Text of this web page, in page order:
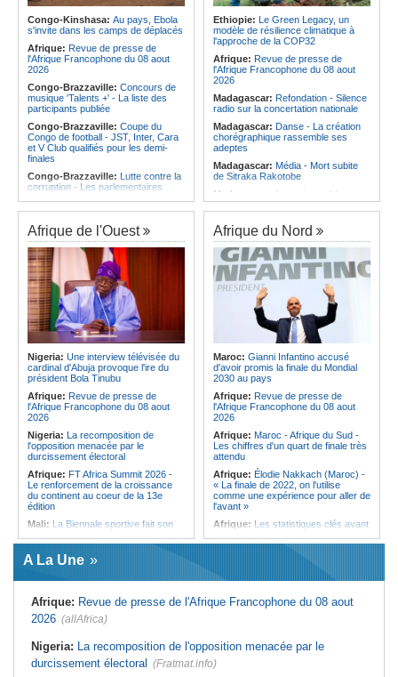
d'Ivoire et l'Algérie
Afrique:Le Maroc et l'Afrique du
Sud se retrouvent quatre ans après
la finale
Afrique:
Côte d'Ivoire - Algérie, un
membre de la Commission de
législation de l'ACNOA
Angola:Plus de 20 oeuvres
exposées pour l'anniversaire de
Kaniaki Cultural
Congo-Kinshasa: Au pays, Ebola
s'invite dans les camps de déplacés
Afrique: Revue de presse de
l'Afrique Francophone du 08 aout
2026
Congo-Brazzaville: Concours de
musique 'Talents +' - La liste des
participants publiée
Congo-Brazzaville: Coupe du
Congo de football - JST, Inter, Cara
et V Club qualifiés pour les demi-
finales
Congo-Brazzaville: Lutte contre la
corruption - Les parlementaires
Congo-Brazzaville:Santé publique
- Ollombo réceptionne son hôpital de
référence
Congo-Brazzaville:
Lutte contre
les épidémies - Les employés de la
maison de retraite Kambissi en
formation
Congo-Brazzaville:Distinction -
Darrel Ornelle Elion Assiana promue
maître-assistant Cames
Afrique:Naomi Eto (Cameroun) - «
Face au Nigeria, nous donnerons
tout sur le terrain. »
Cameroun:Ngoh Ngoh, l'homme
qui signe à la place de Biya
Ethiopie: Le Green Legacy, un
modèle de résilience climatique à
l'approche de la COP32
Afrique: Revue de presse de
l'Afrique Francophone du 08 aout
2026
Madagascar: Refondation - Silence
radio sur la concertation nationale
Madagascar: Danse - La création
chorégraphique rassemble ses
adeptes
Madagascar: Média - Mort subite
de Sitraka Rakotobe
Madagascar: Les reins solides
Madagascar:Vol à la tire - Un
en prison
Madagascar:Athlétisme - 100
mètres - Junior Tsiravay et Zo
Rakotonary co-champions
Madagascar:
Rakotondramiara, Président du
Rouge - « Aucun retour
d'investissement pour les petits
Agroalimentaire - Les
boissons locales conquièrent le
marché
Afrique de l'Ouest
Nigeria: Une interview télévisée du
cardinal d'Abuja provoque l'ire du
président Bola Tinubu
Afrique: Revue de presse de
l'Afrique Francophone du 08 aout
2026
Nigeria: La recomposition de
l'opposition menacée par le
durcissement électoral
Afrique: FT Africa Summit 2026 -
Le renforcement de la croissance
du continent au coeur de la 13e
édition
Mali: La Biennale sportive fait son
Afrique de l'Ouest:
financier régional - Un bon plant
revendique un redressement
financier du fonds
nature - Le procureur du TGI de
Pikine-Guédiawaye interjette appel
de l'ordonnance de non-lieu partiel et
Afrique du Nord
Maroc: Gianni Infantino accusé
d'avoir promis la finale du Mondial
2030 au pays
Afrique: Revue de presse de
l'Afrique Francophone du 08 aout
2026
Afrique: Maroc - Afrique du Sud -
Les chiffres d'un quart de finale très
attendu
Afrique: Élodie Nakkach (Maroc) -
« La finale de 2022, on l'utilise
comme une expérience pour aller de
l'avant »
Afrique: Les statistiques clés avant
d'Ivoire et l'Algérie
la finale
Afrique:Côte d'Ivoire - Algérie, un
Sénégal bat la Tunisie et prend le
quart
Tunisie:
A La Une
Afrique: Revue de presse de l'Afrique Francophone du 08 aout
2026 (allAfrica)
Nigeria: La recomposition de l'opposition menacée par le
durcissement électoral (Fratmat.info)